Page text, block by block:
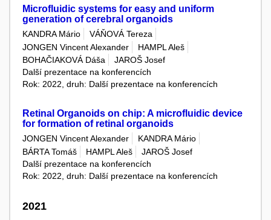
Microfluidic systems for easy and uniform
generation of cerebral organoids
KANDRA Mário
VÁŇOVÁ Tereza
JONGEN Vincent Alexander
HAMPL Aleš
BOHAČIAKOVÁ Dáša
JAROŠ Josef
Další prezentace na konferencích
Rok: 2022, druh: Další prezentace na konferencích
Retinal Organoids on chip: A microfluidic device
for formation of retinal organoids
JONGEN Vincent Alexander
KANDRA Mário
BÁRTA Tomáš
HAMPL Aleš
JAROŠ Josef
Další prezentace na konferencích
Rok: 2022, druh: Další prezentace na konferencích
2021